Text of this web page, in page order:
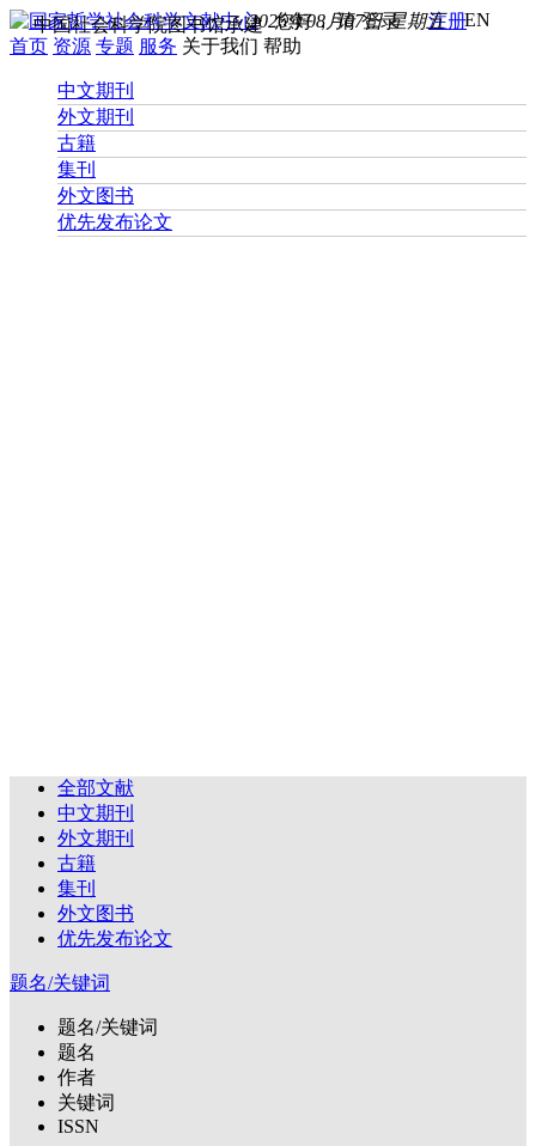
您好， 请登录 注册EN
2026年08月07日 星期五
中国社会科学院图书馆承建
首页 资源 专题 服务 关于我们 帮助
中文期刊
外文期刊
古籍
集刊
外文图书
优先发布论文
全部文献
中文期刊
外文期刊
古籍
集刊
外文图书
优先发布论文
题名/关键词
题名/关键词
题名
作者
关键词
ISSN